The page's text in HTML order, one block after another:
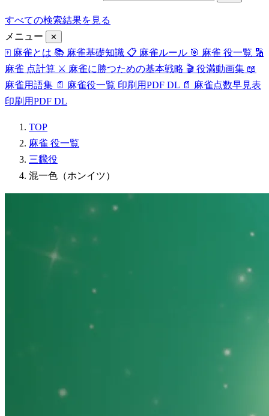
すべての検索結果を見る
メニュー
✕
🀄 麻雀とは 📚 麻雀基礎知識 📋 麻雀ルール 🎯 麻雀 役一覧 🔢
麻雀 点計算 ⚔️ 麻雀に勝つための基本戦略 🎬 役満動画集 📖
麻雀用語集 📄 麻雀役一覧 印刷用PDF DL 📄 麻雀点数早見表
印刷用PDF DL
TOP
麻雀 役一覧
三飜役
混一色（ホンイツ）